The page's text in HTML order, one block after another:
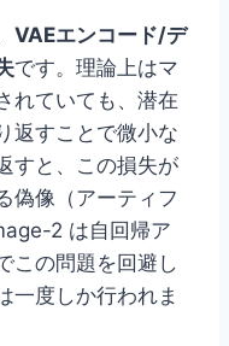
VAEエンコード/デ
です。理論上はマ
れていても、潜在
返すことで微小な
すと、この損失が
偽像（アーティフ
2 は自回帰ア
この問題を回避し
一度しか行われま